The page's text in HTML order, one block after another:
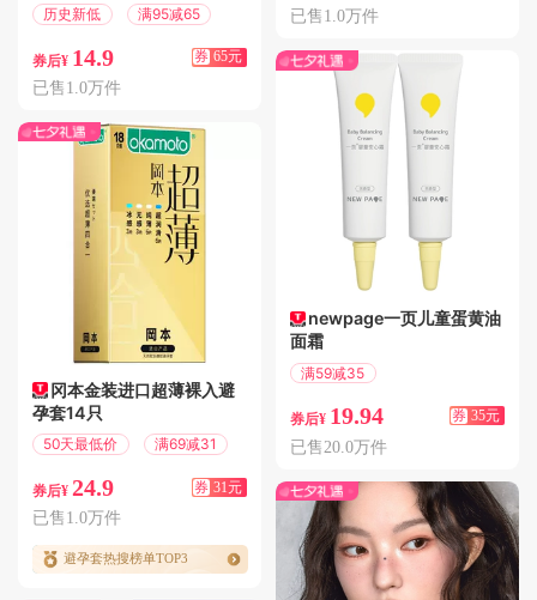
历史新低 满95减65
券后¥ 14.9 券 65元
已售1.0万件
冈本金装进口超薄裸入避
孕套14只
50天最低价 满69减31
券后¥ 24.9 券 31元
已售1.0万件
避孕套热搜榜单TOP3
已售1.0万件
newpage一页儿童蛋黄油
面霜
满59减35
券后¥ 19.94 券 35元
已售20.0万件